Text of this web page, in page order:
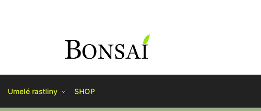
Umelé rastliny SHOP